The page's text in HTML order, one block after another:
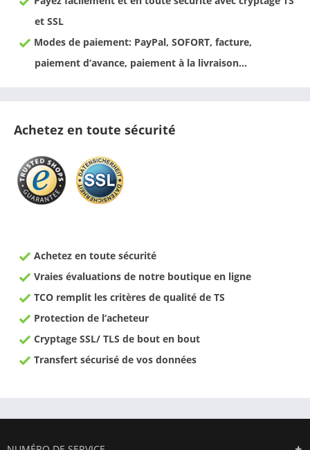
et SSL
Modes de paiement: PayPal, SOFORT, facture,
paiement d‘avance, paiement à la livraison…
Achetez en toute sécurité
Achetez en toute sécurité
Vraies évaluations de notre boutique en ligne
TCO remplit les critères de qualité de TS
Protection de l‘acheteur
Cryptage SSL/ TLS de bout en bout
Transfert sécurisé de vos données